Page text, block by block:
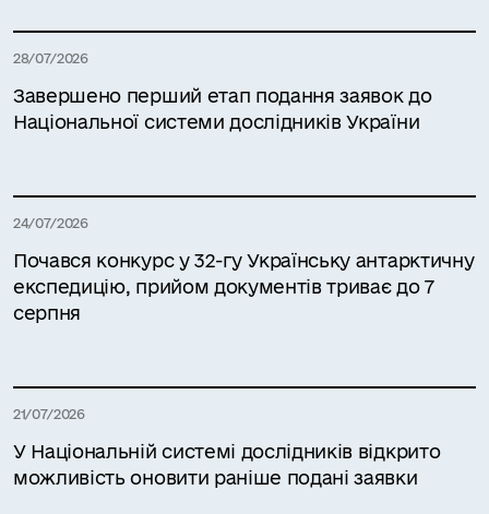
28/07/2026
Завершено перший етап подання заявок до
Національної системи дослідників України
24/07/2026
Почався конкурс у 32-гу Українську антарктичну
експедицію, прийом документів триває до 7
серпня
21/07/2026
У Національній системі дослідників відкрито
можливість оновити раніше подані заявки